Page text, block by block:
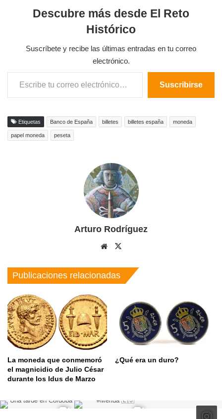
Descubre más desde El Reto
Histórico
Suscríbete y recibe las últimas entradas en tu correo
electrónico.
Escribe tu correo electrónico…
Suscribirse
Etiquetas Banco de España billetes billetes españa moneda
papel moneda peseta
Arturo Rodríguez
Sitio
Publicaciones relacionadas
La moneda que conmemoró
el magnicidio de Julio César
durante los Idus de Marzo
¿Qué era un duro?